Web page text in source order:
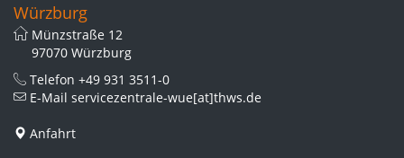
Würzburg
Münzstraße 12
97070 Würzburg
Telefon +49 931 3511-0
E-Mail servicezentrale-wue[at]thws.de
Anfahrt